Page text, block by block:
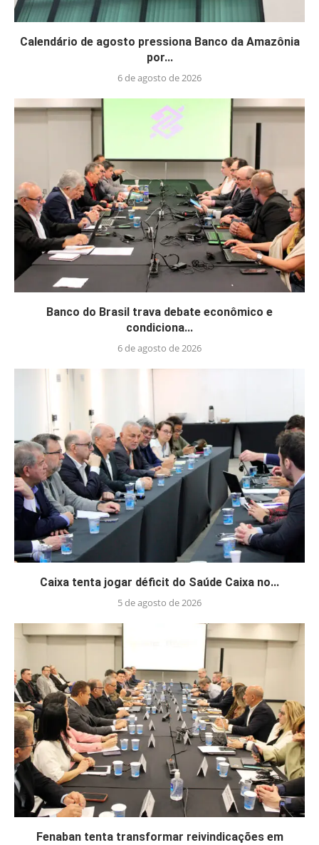
Calendário de agosto pressiona Banco da Amazônia
por...
6 de agosto de 2026
Banco do Brasil trava debate econômico e
condiciona...
6 de agosto de 2026
Caixa tenta jogar déficit do Saúde Caixa no...
5 de agosto de 2026
Fenaban tenta transformar reivindicações em